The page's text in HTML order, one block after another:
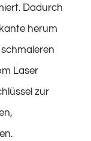
Dadurch
herum
Laser
zur